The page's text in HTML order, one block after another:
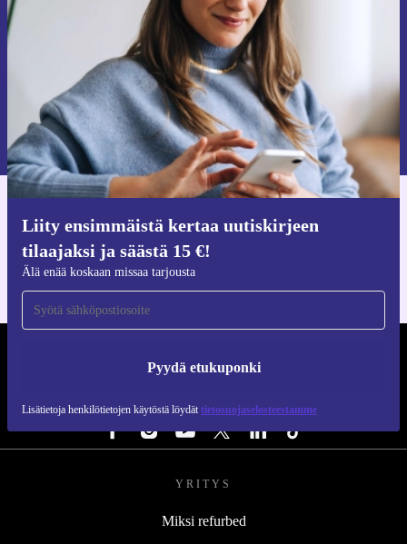
Liity ensimmäistä kertaa uutiskirjeen
tilaajaksi ja säästä 15 €!
Älä enää koskaan missaa tarjousta
Pyydä etukuponki
Lisätietoja henkilötietojen käytöstä löydät tietosuojaselosteestamme
Älä missaa enää yhtäkään tarjousta.
Pyydä etukuponki
Lisätietoja henkilötietojen käytöstä löydättietosuojaselosteestamme.
iOS:lle ja Androidille
YRITYS
Miksi refurbed